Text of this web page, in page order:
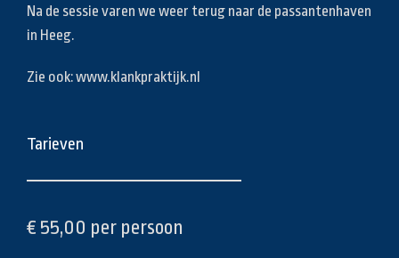
Na de sessie varen we weer terug naar de passantenhaven
in Heeg.
Zie ook: www.klankpraktijk.nl
Tarieven
€ 55,00 per persoon